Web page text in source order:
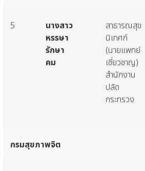
5
นางสาว
หรรษา
รักษา
คม
สาธารณสุข
นิเทศก์
(นายแพทย์
เชี่ยวชาญ)
สำนักงาน
ปลัด
กระทรวง
กรมสุขภาพจิต